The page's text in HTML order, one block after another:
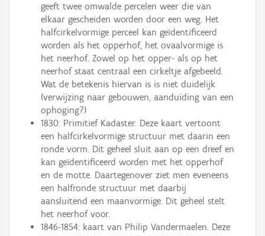
geeft twee omwalde percelen weer die van
elkaar gescheiden worden door een weg. Het
halfcirkelvormige perceel kan geïdentificeerd
worden als het opperhof, het ovaalvormige is
het neerhof. Zowel op het opper- als op het
neerhof staat centraal een cirkeltje afgebeeld.
Wat de betekenis hiervan is is niet duidelijk
(verwijzing naar gebouwen, aanduiding van een
ophoging?)
1830: Primitief Kadaster. Deze kaart vertoont
een halfcirkelvormige structuur met daarin een
ronde vorm. Dit geheel sluit aan op een dreef en
kan geïdentificeerd worden met het opperhof
en de motte. Daartegenover ziet men eveneens
een halfronde structuur met daarbij
aansluitend een maanvormige. Dit geheel stelt
het neerhof voor.
1846-1854: kaart van Philip Vandermaelen. Deze